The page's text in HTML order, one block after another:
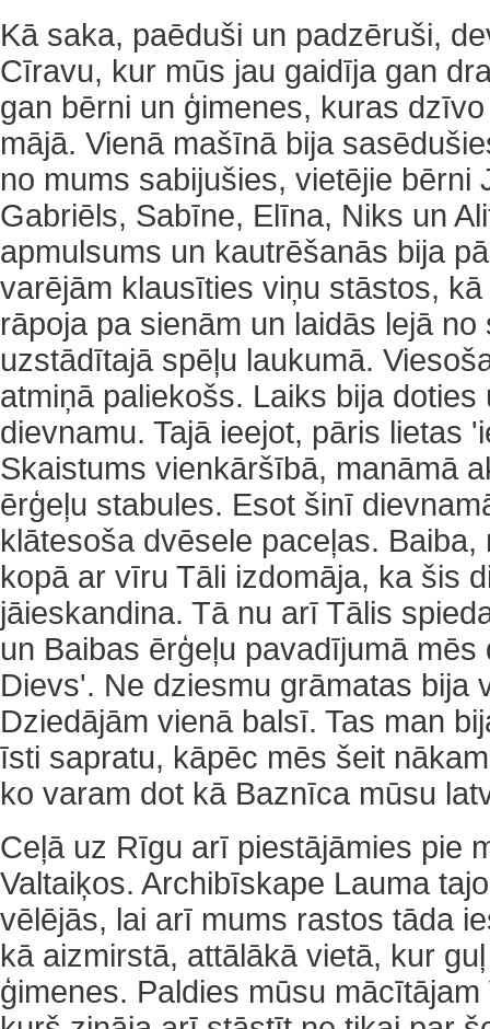
Kā saka, paēduši un padzēruši,
Cīravu, kur mūs jau gaidīja gan
gan bērni un ģimenes, kuras
mājā. Vienā mašīnā bija
no mums sabijušies, vietējie bērni
Gabriēls, Sabīne, Elīna, Niks un
apmulsums un kautrēšanās bija
varējām klausīties viņu stāstos,
rāpoja pa sienām un laidās lejā
uzstādītajā spēļu laukumā.
atmiņā paliekošs. Laiks bija
dievnamu. Tajā ieejot, pāris lietas
Skaistums vienkāršībā, manāmā
ērģeļu stabules. Esot šinī
klātesoša dvēsele paceļas. Baiba,
kopā ar vīru Tāli izdomāja, ka šis
jāieskandina. Tā nu arī Tālis
un Baibas ērģeļu pavadījumā mēs
Dievs'. Ne dziesmu grāmatas bija
Dziedājām vienā balsī. Tas man
īsti sapratu, kāpēc mēs šeit
ko varam dot kā Baznīca mūsu
Ceļā uz Rīgu arī piestājāmies pie
Valtaiķos. Archibīskape Lauma
vēlējās, lai arī mums rastos tāda
kā aizmirstā, attālākā vietā, kur
ģimenes. Paldies mūsu